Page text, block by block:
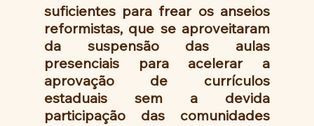
suficientes para frear os anseios
reformistas, que se aproveitaram
da suspensão das aulas
presenciais para acelerar a
aprovação de currículos
estaduais sem a devida
participação das comunidades